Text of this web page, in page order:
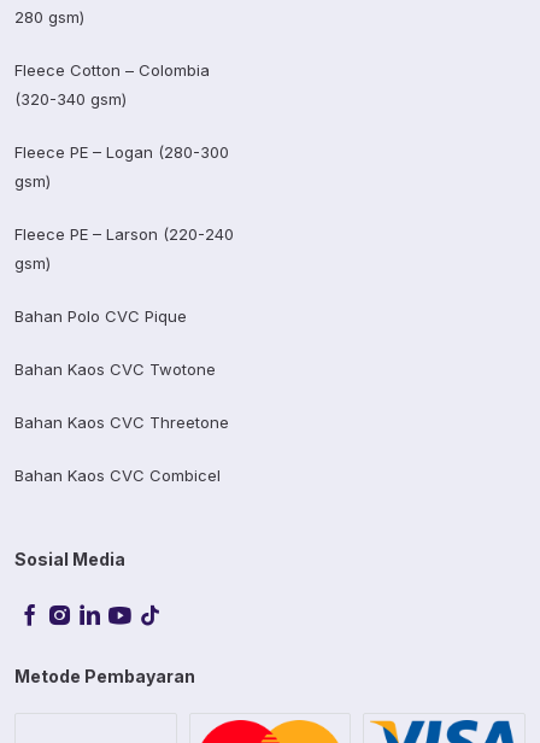
280 gsm)
Fleece Cotton – Colombia
(320-340 gsm)
Fleece PE – Logan (280-300
gsm)
Fleece PE – Larson (220-240
gsm)
Bahan Polo CVC Pique
Bahan Kaos CVC Twotone
Bahan Kaos CVC Threetone
Bahan Kaos CVC Combicel
Sosial Media
Metode Pembayaran